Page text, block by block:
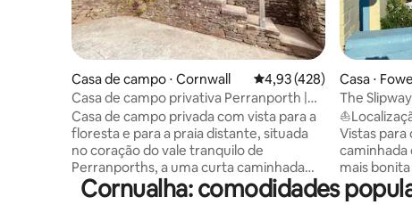
Casa de campo ⋅ Cornwall 4,93 de uma avaliação
4,93 (428)
Casa de campo privativa Perranporth |
Jardim spa e banheira de
hidromassagem
Casa de campo privada com vista para a
floresta e para a praia distante, situada
no coração do vale tranquilo de
Perranporths, a uma curta caminhada
plana da praia de areia, de lojas e de
restaurantes. A Bay Tree tem seus
Casa ⋅
The
Vistas
caminhada
mais
uma casa
acomoda
Cornualha: comodidades